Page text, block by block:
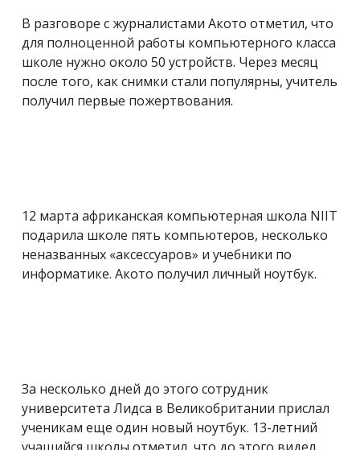
В разговоре с журналистами Акото отметил, что
для полноценной работы компьютерного класса
школе нужно около 50 устройств. Через месяц
после того, как снимки стали популярны, учитель
получил первые пожертвования.
12 марта африканская компьютерная школа NIIT
подарила школе пять компьютеров, несколько
неназванных «аксессуаров» и учебники по
информатике. Акото получил личный ноутбук.
За несколько дней до этого сотрудник
университета Лидса в Великобритании прислал
ученикам еще один новый ноутбук. 13-летний